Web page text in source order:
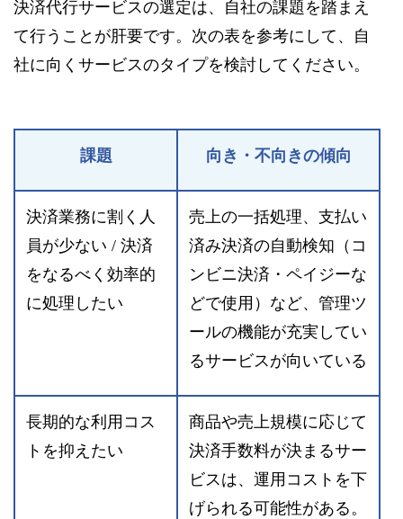
決済代行サービスの選定は、自社の課題を踏まえ
て行うことが肝要です。次の表を参考にして、自
社に向くサービスのタイプを検討してください。
課題 向き・不向きの傾向
決済業務に割く人
員が少ない / 決済
をなるべく効率的
に処理したい
売上の一括処理、支払い
済み決済の自動検知（コ
ンビニ決済・ペイジーな
どで使用）など、管理ツ
ールの機能が充実してい
るサービスが向いている
長期的な利用コス
トを抑えたい
商品や売上規模に応じて
決済手数料が決まるサー
ビスは、運用コストを下
げられる可能性がある。